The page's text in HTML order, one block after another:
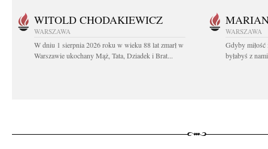
WITOLD CHODAKIEWICZ
WARSZAWA
W dniu 1 sierpnia 2026 roku w wieku 88 lat zmarł w
Warszawie ukochany Mąż, Tata, Dziadek i Brat...
WARSZAWA
Gdyby miłość
byłabyś z